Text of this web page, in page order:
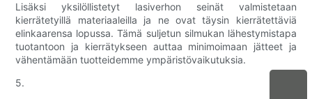
Lisäksi yksilöllistetyt lasiverhon seinät valmistetaan
kierrätetyillä materiaaleilla ja ne ovat täysin kierrätettäviä
elinkaarensa lopussa. Tämä suljetun silmukan lähestymistapa
tuotantoon ja kierrätykseen auttaa minimoimaan jätteet ja
vähentämään tuotteidemme ympäristövaikutuksia.
5.